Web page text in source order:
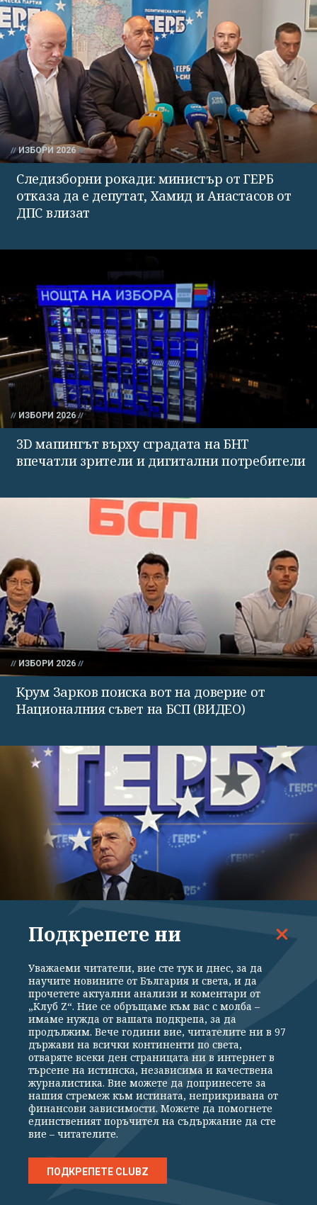
ИЗБОРИ 2026
Следизборни рокади: министър от ГЕРБ
отказа да е депутат, Хамид и Анастасов от
ДПС влизат
ИЗБОРИ 2026
3D мапингът върху сградата на БНТ
впечатли зрители и дигитални потребители
ИЗБОРИ 2026
Крум Зарков поиска вот на доверие от
Националния съвет на БСП (ВИДЕО)
Борисов: Не смятам да подавам оставка
ИЗБОРИ 2026
Йордан Цонев и Стефка Костадинова не
Подкрепете ни
Уважаеми читатели, вие сте тук и днес, за да
научите новините от България и света, и да
прочетете актуални анализи и коментари от
„Клуб Z“. Ние се обръщаме към вас с молба –
имаме нужда от вашата подкрепа, за да
продължим. Вече години вие, читателите ни в 97
държави на всички континенти по света,
отваряте всеки ден страницата ни в интернет в
търсене на истинска, независима и качествена
журналистика. Вие можете да допринесете за
нашия стремеж към истината, неприкривана от
финансови зависимости. Можете да помогнете
единственият поръчител на съдържание да сте
вие – читателите.
ПОДКРЕПЕТЕ CLUBZ